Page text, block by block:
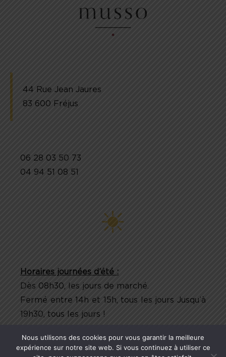
44 Rue Jean Jaures
83 600 Fréjus
06 28 03 50 73
04 94 51 08 51
Horaires journées d’été :
Dès 08h30, les jours de marché.
Fermé entre 14h et 15h, tous les jours Jusqu’à
19h30, tous les jours !
Nous utilisons des cookies pour vous garantir la meilleure
expérience sur notre site web. Si vous continuez à utiliser ce